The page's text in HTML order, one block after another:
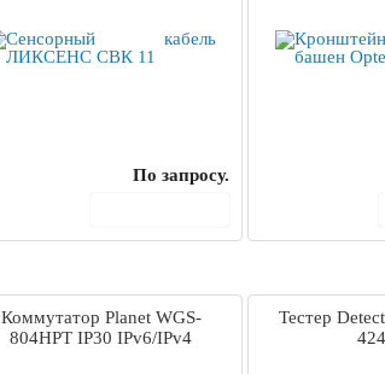
По запросу.
Коммутатор Planet WGS-
804HPT IP30 IPv6/IPv4
Тестер